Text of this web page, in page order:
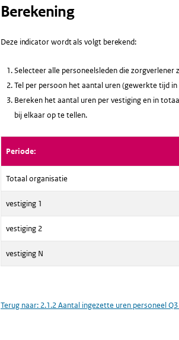
Berekening
Deze indicator wordt als volgt berekend:
Selecteer alle personeelsleden die zorgverlener
Tel per persoon het aantal uren (gewerkte tijd
Bereken het aantal uren per vestiging en in
bij elkaar op te tellen.
Periode:
Totaal organisatie
vestiging 1
vestiging 2
vestiging N
Terug naar: 2.1.2 Aantal ingezette uren personeel